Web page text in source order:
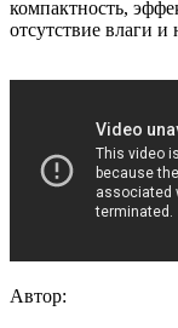
компактность,
отсутствие влаги
Автор: